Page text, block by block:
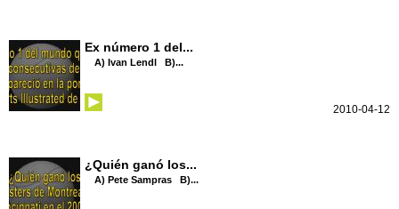
Ex número 1 del...
A) Ivan Lendl B)...
2010-04-12
¿Quién ganó los...
A) Pete Sampras B)...